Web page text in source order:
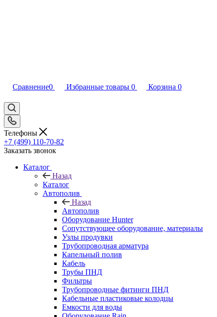
Сравнение0 Избранные товары 0 Корзина 0
Телефоны
+7 (499) 110-70-82
Заказать звонок
Каталог
Назад
Каталог
Автополив
Назад
Автополив
Оборудование Hunter
Сопутствующее оборудование, материалы
Узлы продувки
Трубопроводная арматура
Капельный полив
Кабель
Трубы ПНД
Фильтры
Трубопроводные фитинги ПНД
Кабельные пластиковые колодцы
Емкости для воды